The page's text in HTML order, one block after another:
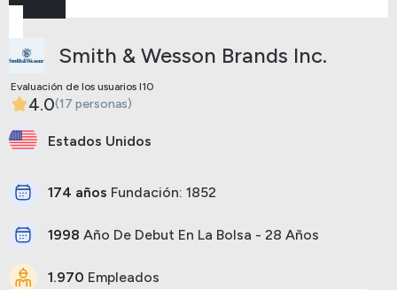
Smith & Wesson Brands Inc.
Evaluación de los usuarios I10
4.0(17 personas)
Estados Unidos
174 años Fundación: 1852
1998 Año De Debut En La Bolsa - 28 Años
1.970 Empleados